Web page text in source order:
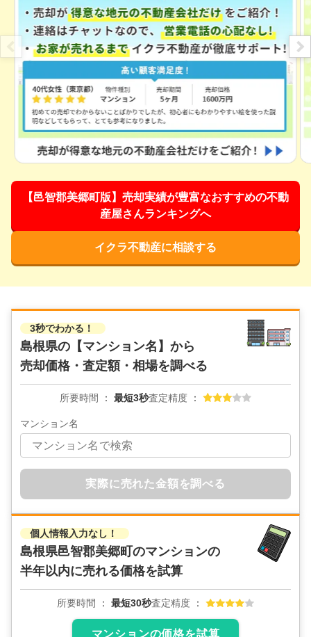
【邑智郡美郷町版】売却実績が豊富なおすすめの不動
産屋さんランキングへ
イクラ不動産に相談する
3秒でわかる！
島根県の 【マンション名】から
売却価格・査定額・相場を調べる
所要時間 最短3秒査定精度
マンション名
実際に売れた金額を調べる
個人情報入力なし！
島根県邑智郡美郷町のマンションの
半年以内に売れる価格を試算
所要時間 最短30秒査定精度
マンションの価格を試算